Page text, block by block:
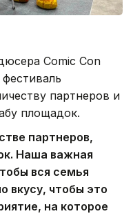
Comic Con
партнеров и
площадок.
партнеров,
Наша важная
вся семья
вкусу, чтобы это
на которое